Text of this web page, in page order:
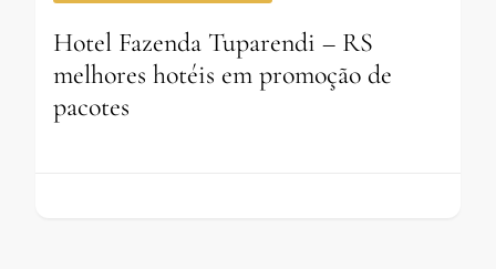
Hotel Fazenda Tuparendi – RS
melhores hotéis em promoção de
pacotes